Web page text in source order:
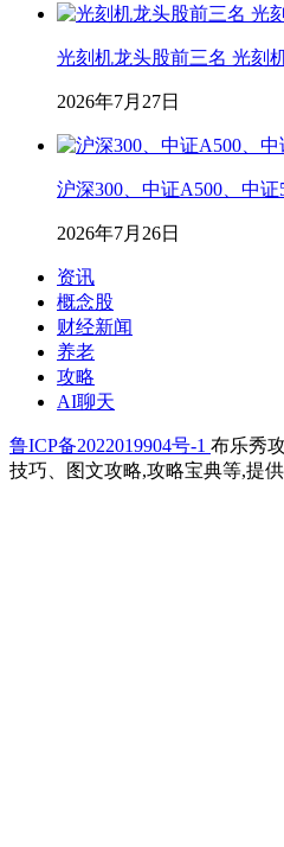
光刻机龙头股前三名 光刻
2026年7月27日
沪深300、中证A500、中
2026年7月26日
资讯
概念股
财经新闻
养老
攻略
AI聊天
鲁ICP备2022019904号-1 布乐秀
技巧、图文攻略,攻略宝典等,提